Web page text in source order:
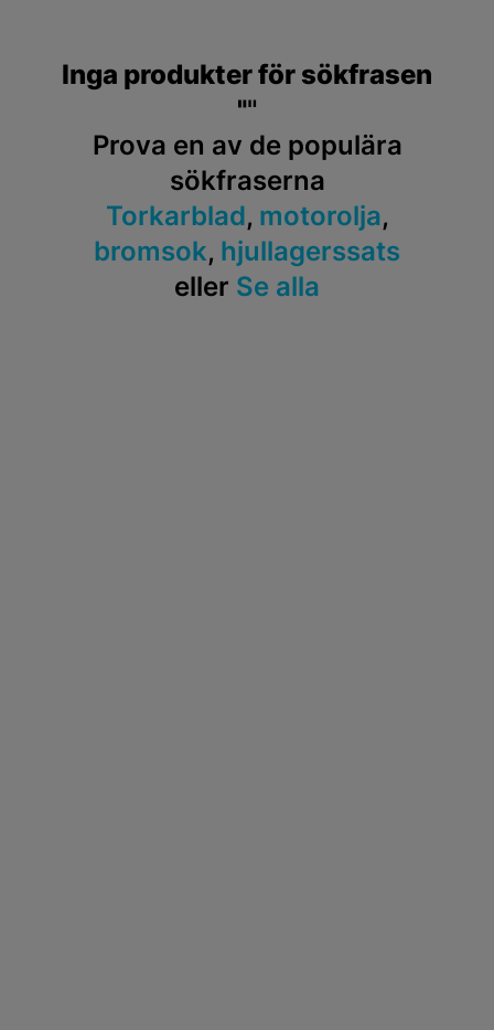
Inga produkter för sökfrasen
""
Prova en av de populära
sökfraserna
Torkarblad, motorolja,
bromsok, hjullagerssats
eller Se alla